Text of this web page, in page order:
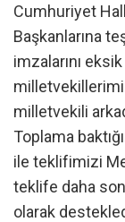
Cumhuriyet
Başkanlarına
imzalarını
milletvekili
Toplama
ile teklifimizi
teklife daha
olarak